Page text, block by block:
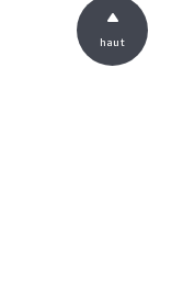
haut